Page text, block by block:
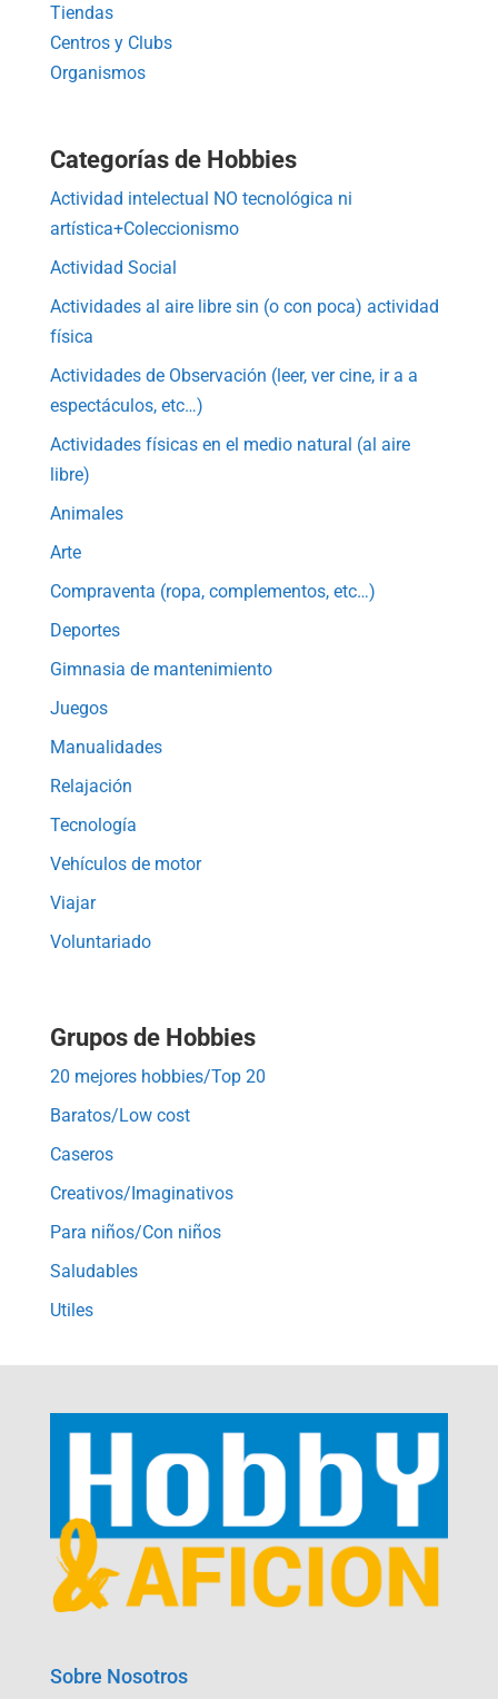
Tiendas
Centros y Clubs
Organismos
Categorías de Hobbies
Actividad intelectual NO tecnológica ni
artística+Coleccionismo
Actividad Social
Actividades al aire libre sin (o con poca) actividad
física
Actividades de Observación (leer, ver cine, ir a a
espectáculos, etc…)
Actividades físicas en el medio natural (al aire
libre)
Animales
Arte
Compraventa (ropa, complementos, etc…)
Deportes
Gimnasia de mantenimiento
Juegos
Manualidades
Relajación
Tecnología
Vehículos de motor
Viajar
Voluntariado
Grupos de Hobbies
20 mejores hobbies/Top 20
Baratos/Low cost
Caseros
Creativos/Imaginativos
Para niños/Con niños
Saludables
Utiles
Sobre Nosotros